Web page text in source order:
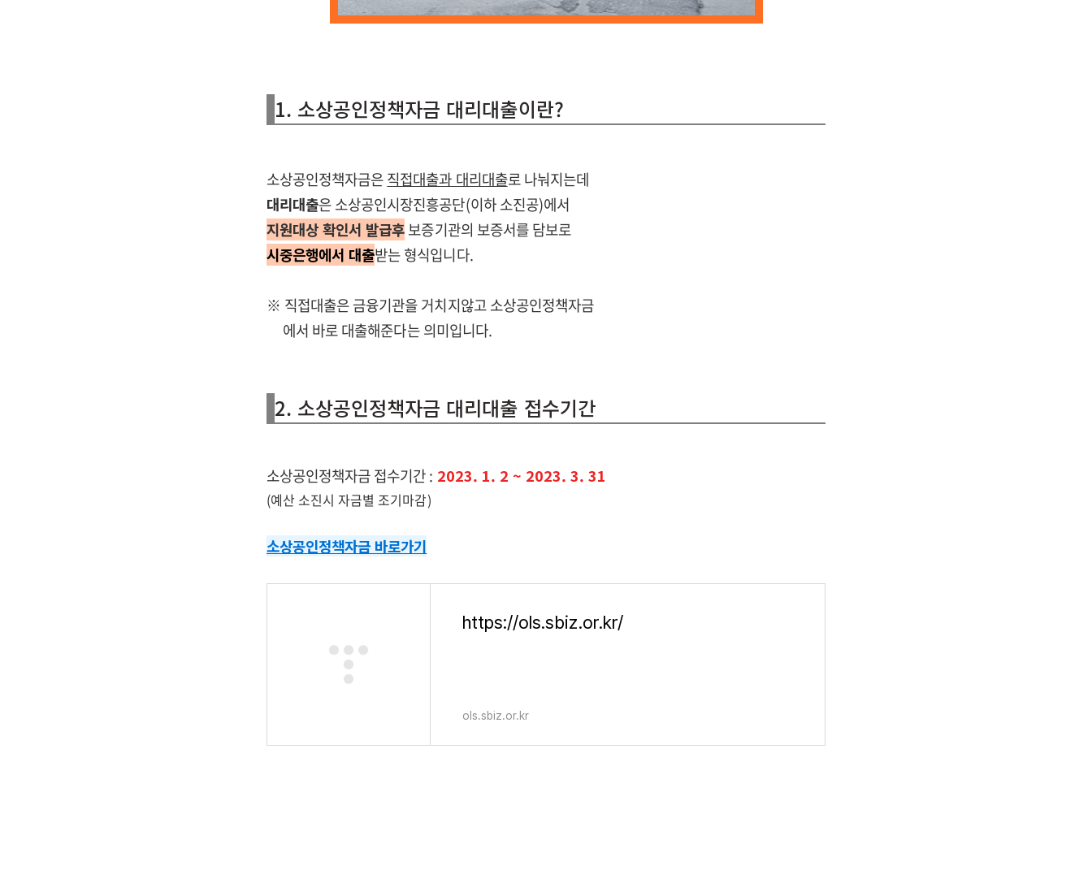
1. 소상공인정책자금 대리대출이란?
소상공인정책자금은직접대출과 대리대출로 나눠지는데
대리대출은 소상공인시장진흥공단(이하 소진공)에서
지원대상 확인서 발급후보증기관의 보증서를 담보로
시중은행에서 대출받는 형식입니다.
※ 직접대출은 금융기관을 거치지않고 소상공인정책자금
에서 바로 대출해준다는 의미입니다.
2. 소상공인정책자금 대리대출 접수기간
소상공인정책자금 접수기간 : 2023. 1. 2 ~ 2023. 3. 31
(예산 소진시 자금별 조기마감)
소상공인정책자금 바로가기
https://ols.sbiz.or.kr/
ols.sbiz.or.kr